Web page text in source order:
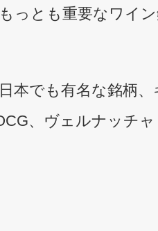
っとも重要なワイ
本でも有名な銘柄
、ヴェルナッチ